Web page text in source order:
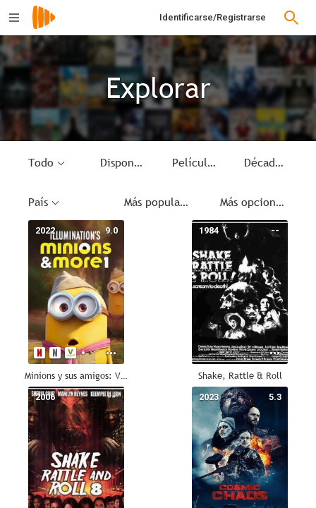
Identificarse/Registrarse
Explorar
Todo Disponible Película de episodios Década
País Más populares Más opciones
9.0
2022
Minions y sus amigos: Volumen 1
--
1984
Shake, Rattle & Roll
--
2006 5.3
2023